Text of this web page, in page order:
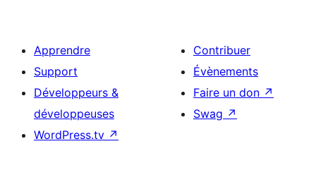
Apprendre
Support
Développeurs &
développeuses
WordPress.tv ↗
Contribuer
Évènements
Faire un don ↗
Swag ↗